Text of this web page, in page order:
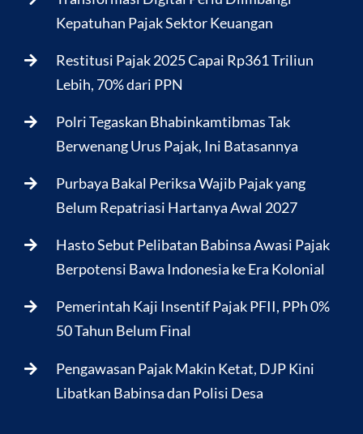
Kepatuhan Pajak Sektor Keuangan
Restitusi Pajak 2025 Capai Rp361 Triliun
Lebih, 70% dari PPN
Polri Tegaskan Bhabinkamtibmas Tak
Berwenang Urus Pajak, Ini Batasannya
Purbaya Bakal Periksa Wajib Pajak yang
Belum Repatriasi Hartanya Awal 2027
Hasto Sebut Pelibatan Babinsa Awasi Pajak
Berpotensi Bawa Indonesia ke Era Kolonial
Pemerintah Kaji Insentif Pajak PFII, PPh 0%
50 Tahun Belum Final
Pengawasan Pajak Makin Ketat, DJP Kini
Libatkan Babinsa dan Polisi Desa